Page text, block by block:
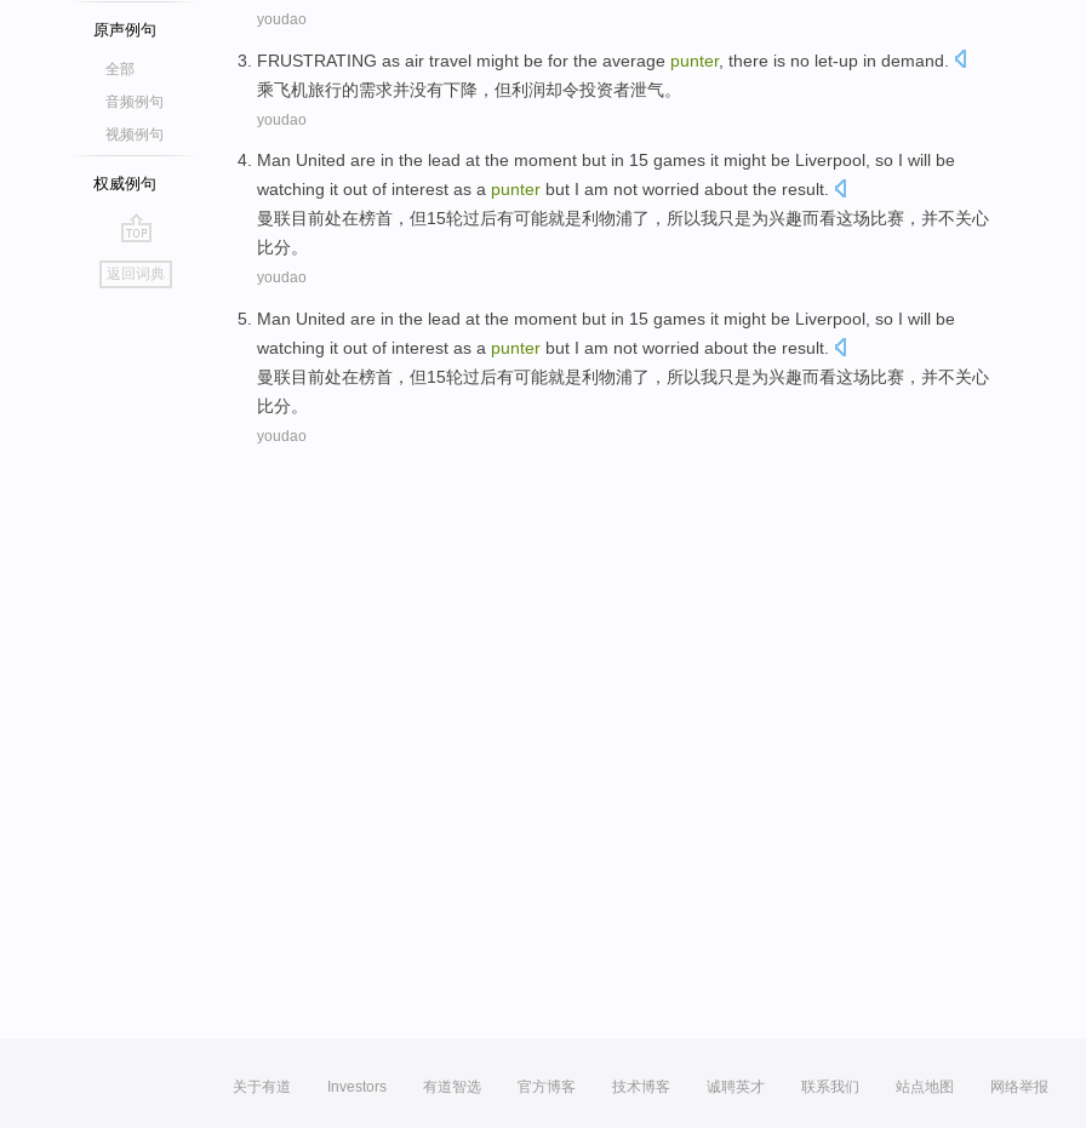
原声例句
全部
音频例句
视频例句
权威例句
go
top
返回词典
youdao
FRUSTRATING as air travel might be for the average punter, there is no let-up in demand
乘飞机旅行的需求并没有下降 ，但利润却令投资者泄气。
youdao
Man United are in the lead at the moment but in 15 games it might be Liverpool, so I will be
watching it out of interest as a punter but I am not worried about the result.
曼联目前处在榜首 ， 但15轮过后有可能就是利物浦了， 所以我只是为兴趣而看这场比赛 ， 并不关心
比分。
youdao
Man United are in the lead at the moment but in 15 games it might be Liverpool so I will be
watching it out of interest as a punter but I am not worried about the result
曼联目前处在榜首 ， 但15轮过后有可能就是利物浦了， 所以我只是为兴趣而看这场比赛 ， 并不关心
比分。
youdao
关于有道 Investors 有道智选 官方博客 技术博客 诚聘英才 联系我们 站点地图 网络举报